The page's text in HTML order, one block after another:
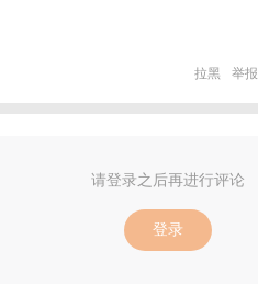
拉黑 举报
请登录之后再进行评论
登录